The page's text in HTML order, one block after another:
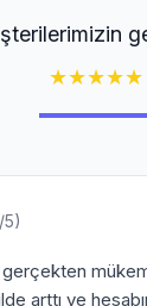
★★★★★
5)
arttı ve